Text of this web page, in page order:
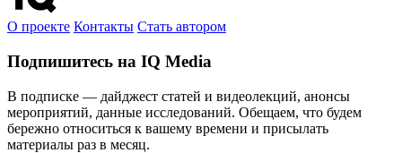
О проекте Контакты Стать автором
Подпишитесь на IQ Media
В подписке — дайджест статей и видеолекций, анонсы
мероприятий, данные исследований. Обещаем, что будем
бережно относиться к вашему времени и присылать
материалы раз в месяц.